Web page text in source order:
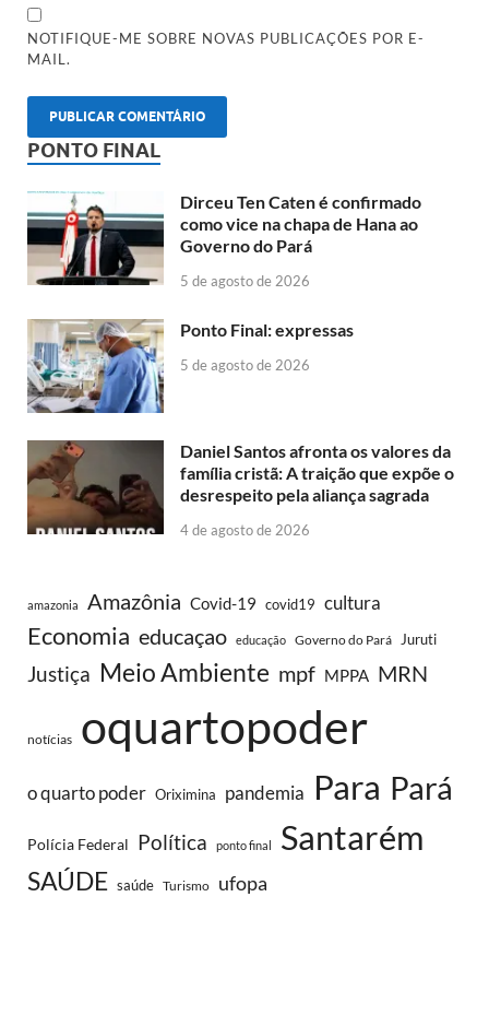
NOTIFIQUE-ME SOBRE NOVAS PUBLICAÇÕES POR E-
MAIL.
PONTO FINAL
Dirceu Ten Caten é confirmado
como vice na chapa de Hana ao
Governo do Pará
5 de agosto de 2026
Ponto Final: expressas
5 de agosto de 2026
Daniel Santos afronta os valores da
família cristã: A traição que expõe o
desrespeito pela aliança sagrada
4 de agosto de 2026
amazonia Amazônia Covid-19 covid19 cultura
Economia educaçao educação Governo do Pará Juruti
Justiça Meio Ambiente mpf MPPA MRN
notícias oquartopoder
o quarto poder Oriximina pandemia Para Pará
Polícia Federal Política ponto final Santarém
SAÚDE saúde Turismo ufopa